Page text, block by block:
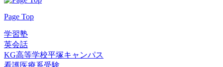
Page Top
学習塾
英会話
KG高等学校平塚キャンパス
看護医療系受験